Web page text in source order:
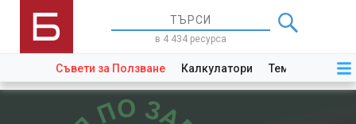
в 4 434 ресурса
Съвети за Ползване Калкулатори Теми Закони